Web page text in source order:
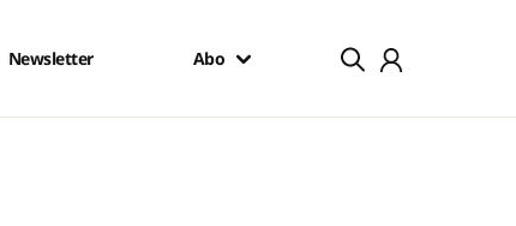
Newsletter Abo